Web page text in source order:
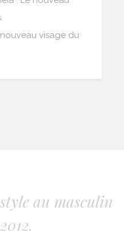
visage du
au masculin